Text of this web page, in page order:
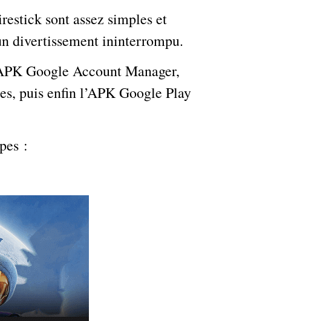
sont assez simples et
divertissement ininterrompu.
Google Account Manager,
puis enfin l’APK Google Play
: